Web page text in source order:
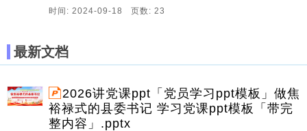
时间: 2024-09-18 页数: 23
最新文档
2026讲党课ppt「党员学习ppt模板」做焦
裕禄式的县委书记 学习党课ppt模板「带完
整内容」.pptx